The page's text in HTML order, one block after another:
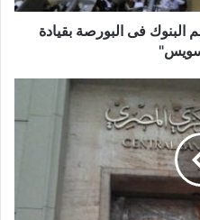
فى البورصة بقيادة